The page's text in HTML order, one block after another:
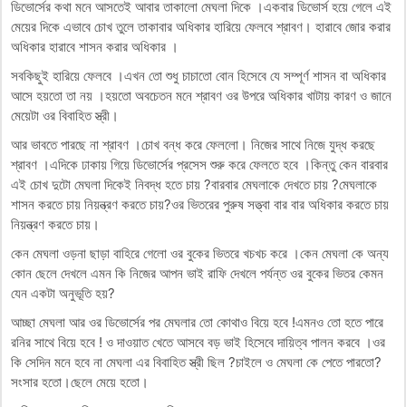
ডিভোর্সের কথা মনে আসতেই আবার তাকালো মেঘলা দিকে ।একবার ডিভোর্স হয়ে গেলে এই
মেয়ের দিকে এভাবে চোখ তুলে তাকাবার অধিকার হারিয়ে ফেলবে শ্রাবণ। হারাবে জোর করার
অধিকার হারাবে শাসন করার অধিকার ।
সবকিছুই হারিয়ে ফেলবে ।এখন তো শুধু চাচাতো বোন হিসেবে যে সম্পূর্ণ শাসন বা অধিকার
আসে হয়তো তা নয় ।হয়তো অবচেতন মনে শ্রাবণ ওর উপরে অধিকার খাটায় কারণ ও জানে
মেয়েটা ওর বিবাহিত স্ত্রী।
আর ভাবতে পারছে না শ্রাবণ ।চোখ বন্ধ করে ফেললো। নিজের সাথে নিজে যুদ্ধ করছে
শ্রাবণ ।এদিকে ঢাকায় গিয়ে ডিভোর্সের প্রসেস শুরু করে ফেলতে হবে ।কিন্তু কেন বারবার
এই চোখ দুটো মেঘলা দিকেই নিবদ্ধ হতে চায় ?বারবার মেঘলাকে দেখতে চায় ?মেঘলাকে
শাসন করতে চায় নিয়ন্ত্রণ করতে চায়?ওর ভিতরের পুরুষ সত্ত্বা বার বার অধিকার করতে চায়
নিয়ন্ত্রণ করতে চায়।
কেন মেঘলা ওড়না ছাড়া বাহিরে গেলো ওর বুকের ভিতরে খচখচ করে ।কেন মেঘলা কে অন্য
কোন ছেলে দেখলে এমন কি নিজের আপন ভাই রাফি দেখলে পর্যন্ত ওর বুকের ভিতর কেমন
যেন একটা অনুভূতি হয়?
আচ্ছা মেঘলা আর ওর ডিভোর্সের পর মেঘলার তো কোথাও বিয়ে হবে !এমনও তো হতে পারে
রনির সাথে বিয়ে হবে ! ও দাওয়াত খেতে আসবে বড় ভাই হিসেবে দায়িত্ব পালন করবে ।ওর
কি সেদিন মনে হবে না মেঘলা এর বিবাহিত স্ত্রী ছিল ?চাইলে ও মেঘলা কে পেতে পারতো?
সংসার হতো।ছেলে মেয়ে হতো।